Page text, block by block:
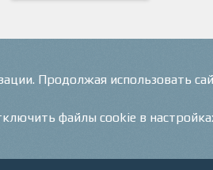
Продолжая использовать
файлы cookie в